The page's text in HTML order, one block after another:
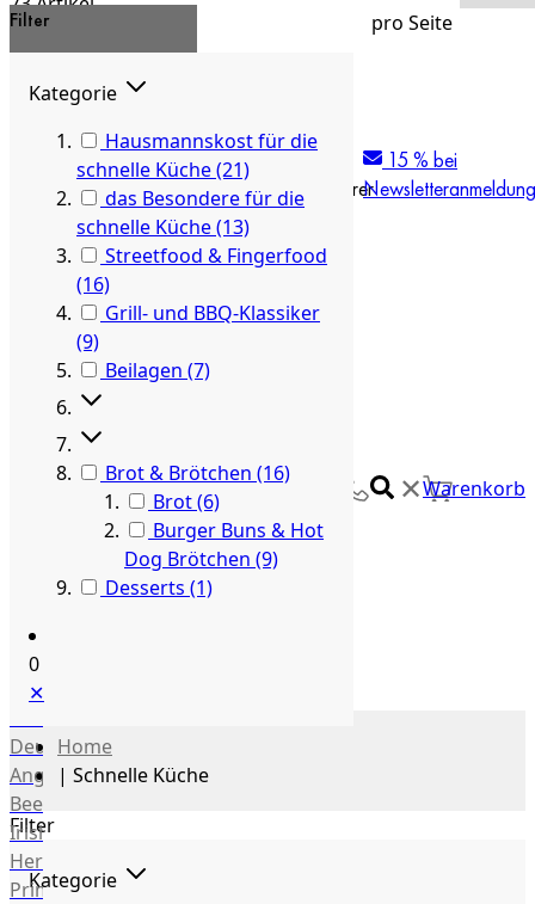
Direkt zum Inhalt
artgerechte
Tierhaltung
individuelle
Beratung
20 Jahre
Marktführer
15 % bei
Newsletteranmeldung
✕Warenkorb
Fleisch
Alle
anzeigen
Rind
US
Deutsches
Angus
Beef
Irish
Hereford
Prime
Home
| Schnelle Küche
Filter
Kategorie
Filter
Kategorie
Hausmannskost für die
schnelle Küche(21)
das Besondere für die
schnelle Küche(13)
Streetfood & Fingerfood
(16)
Grill- und BBQ-Klassiker
(9)
Beilagen (7)
Brot & Brötchen (16)
Brot(6)
Burger Buns & Hot
Dog Brötchen (9)
Desserts (1)
0
✕
pro Seite